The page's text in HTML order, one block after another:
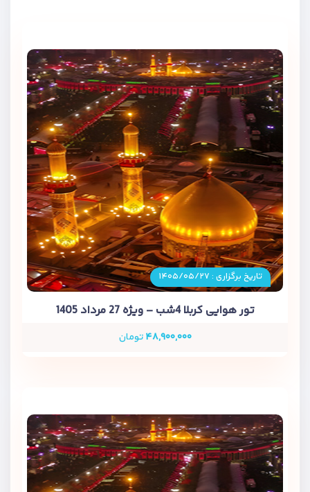
تاریخ برگزاری : ۱۴۰۵/۰۵/۲۷
تور هوایی کربلا 4شب – ویژه 27 مرداد 1405
۴۸,۹۰۰,۰۰۰تومان